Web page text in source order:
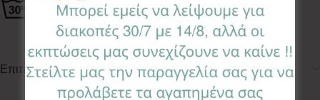
Επιπλέον πληροφορίες